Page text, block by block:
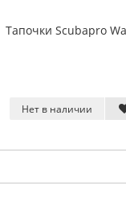
Тапочки Scubapro
Нет в наличии